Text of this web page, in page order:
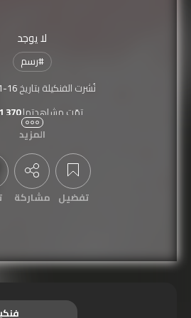
لا يوجد
#رسم
نُشرت الفنكيلة بتاريخ16
تمّت مشاهدتها1,370
المزيد
تفضيل مشاركة